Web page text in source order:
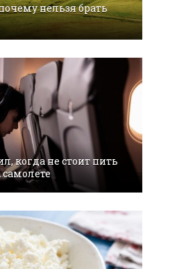
нельзя брать
когда не стоит пить
самолете